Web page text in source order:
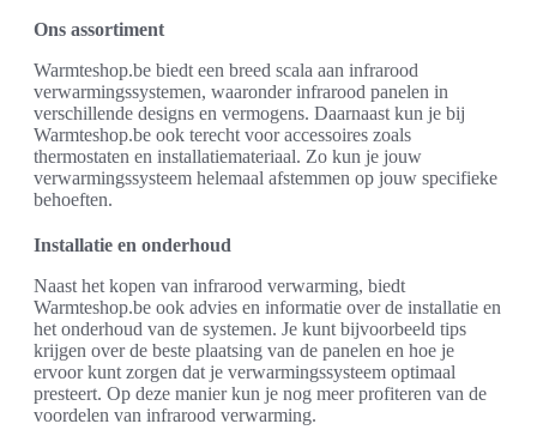
Ons assortiment
Warmteshop.be biedt een breed scala aan infrarood
verwarmingssystemen, waaronder infrarood panelen in
verschillende designs en vermogens. Daarnaast kun je bij
Warmteshop.be ook terecht voor accessoires zoals
thermostaten en installatiemateriaal. Zo kun je jouw
verwarmingssysteem helemaal afstemmen op jouw specifieke
behoeften.
Installatie en onderhoud
Naast het kopen van infrarood verwarming, biedt
Warmteshop.be ook advies en informatie over de installatie en
het onderhoud van de systemen. Je kunt bijvoorbeeld tips
krijgen over de beste plaatsing van de panelen en hoe je
ervoor kunt zorgen dat je verwarmingssysteem optimaal
presteert. Op deze manier kun je nog meer profiteren van de
voordelen van infrarood verwarming.